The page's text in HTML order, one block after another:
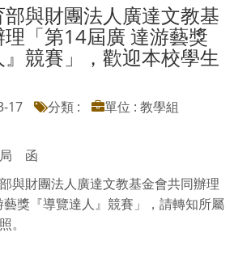
與財團法人廣達文教基
「第14屆廣 達游藝獎
』競賽」，歡迎本校學生
17 分類 :
單位 : 教學組
局 函
與財團法人廣達文教基金會共同辦理
藝獎『導覽達人』競賽」，請轉知所屬
。